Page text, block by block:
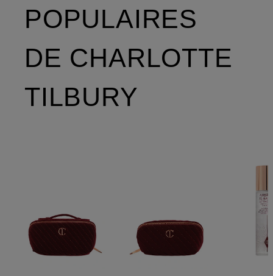
POPULAIRES
DE CHARLOTTE
TILBURY